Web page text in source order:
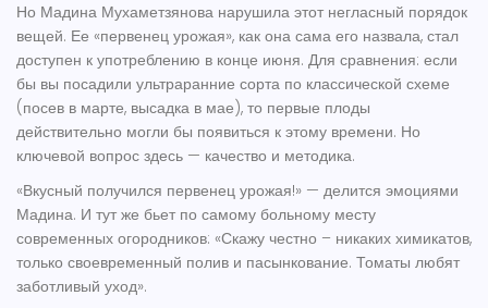
Но Мадина Мухаметзянова нарушила этот негласный порядок
вещей. Ее «первенец урожая», как она сама его назвала, стал
доступен к употреблению в конце июня. Для сравнения: если
бы вы посадили ультраранние сорта по классической схеме
(посев в марте, высадка в мае), то первые плоды
действительно могли бы появиться к этому времени. Но
ключевой вопрос здесь — качество и методика.
«Вкусный получился первенец урожая!» — делится эмоциями
Мадина. И тут же бьет по самому больному месту
современных огородников: «Скажу честно – никаких химикатов,
только своевременный полив и пасынкование. Томаты любят
заботливый уход».